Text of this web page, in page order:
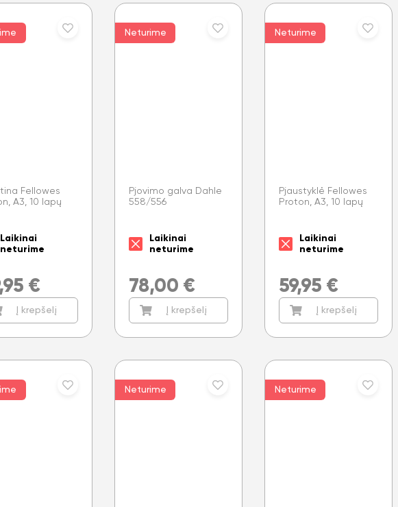
Fellowes
A3, 10 lapų
Laikinai
neturime
€
Į krepšelį
Neturime
Pjovimo galva Dahle
558/556
Laikinai
neturime
78,00 €
Į krepšelį
Neturime
Pjaustyklė Fellowes
Proton, A3, 10 lapų
Laikinai
neturime
59,95 €
Į krepšelį
Neturime Neturime